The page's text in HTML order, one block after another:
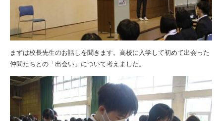
まずは校長先生のお話しを聞きます。高校に入学して初めて出会った
仲間たちとの「出会い」について考えました。